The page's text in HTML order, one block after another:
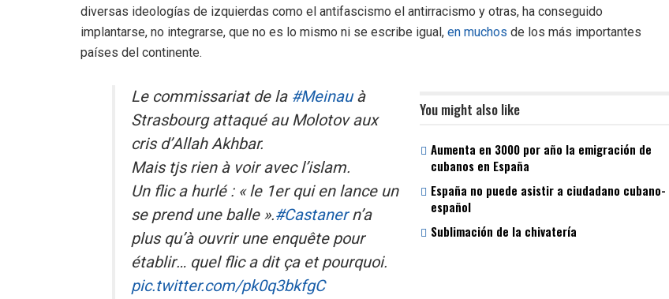
diversas ideologías de izquierdas como el antifascismo el antirracismo y otras, ha conseguido
implantarse, no integrarse, que no es lo mismo ni se escribe igual, en muchos de los más importantes
países del continente.
You might also like
Aumenta en 3000 por año la emigración de
cubanos en España
España no puede asistir a ciudadano cubano-
español
Sublimación de la chivatería
Le commissariat de la #Meinauà
Strasbourg attaqué au Molotov aux
cris d’Allah Akhbar.
Mais tjs rien à voir avec l’islam.
Un flic a hurlé : « le 1er qui en lance un
se prend une balle ».#Castanern’a
plus qu’à ouvrir une enquête pour
établir… quel flic a dit ça et pourquoi.
pic.twitter.com/pk0q3bkfgC